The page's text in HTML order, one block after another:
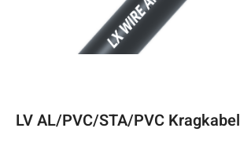
LV AL/PVC/STA/PVC Kragkabel